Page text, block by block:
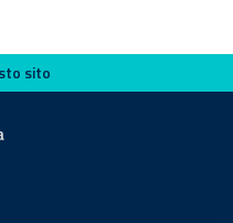
sito